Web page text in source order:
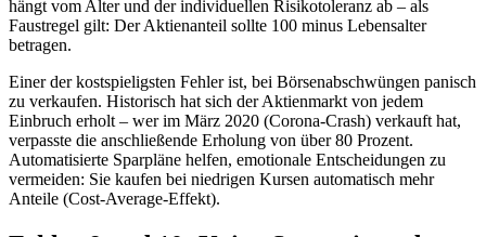
hängt vom Alter und der individuellen Risikotoleranz ab – als
Faustregel gilt: Der Aktienanteil sollte 100 minus Lebensalter
betragen.
Einer der kostspieligsten Fehler ist, bei Börsenabschwüngen panisch
zu verkaufen. Historisch hat sich der Aktienmarkt von jedem
Einbruch erholt – wer im März 2020 (Corona-Crash) verkauft hat,
verpasste die anschließende Erholung von über 80 Prozent.
Automatisierte Sparpläne helfen, emotionale Entscheidungen zu
vermeiden: Sie kaufen bei niedrigen Kursen automatisch mehr
Anteile (Cost-Average-Effekt).